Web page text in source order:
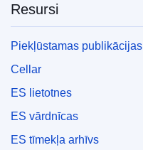
Resursi
Piekļūstamas publikācijas
Cellar
ES lietotnes
ES vārdnīcas
ES tīmekļa arhīvs